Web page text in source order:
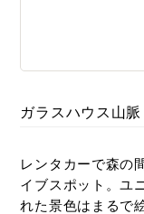
ガラスハウス山
レンタカーで森の
イブスポット。ユ
れた景色はまるで